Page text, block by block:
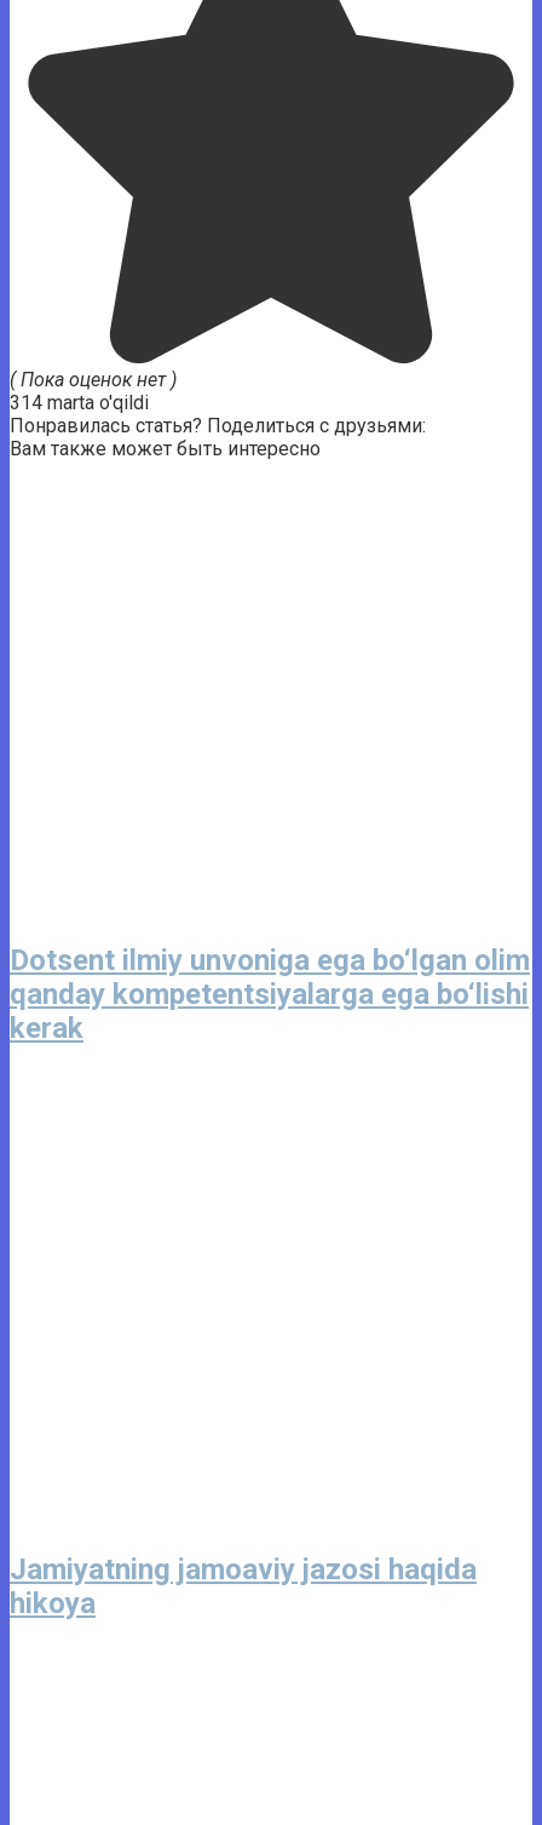
( Пока оценок нет )
314 marta o'qildi
Понравилась статья? Поделиться с друзьями:
Вам также может быть интересно
Dotsent ilmiy unvoniga ega bo‘lgan olim
qanday kompetentsiyalarga ega bo‘lishi
kerak
Jamiyatning jamoaviy jazosi haqida
hikoya